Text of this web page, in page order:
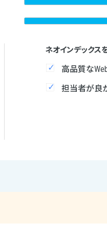
ネオインデックス
高品質な
担当者が良